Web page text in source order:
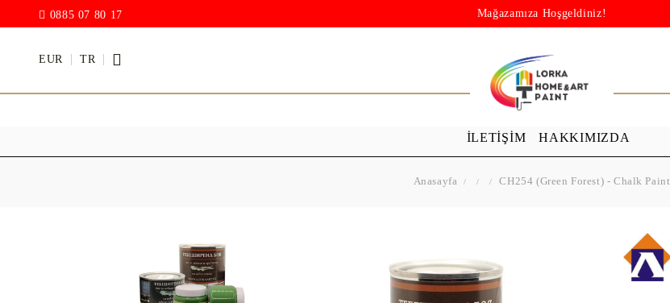
0885 07 80 17 Mağazamıza Hoşgeldiniz!
EUR TR
İLETİŞİM HAKKIMIZDA
Anasayfa CH254 (Green Forest) - Chalk Paint